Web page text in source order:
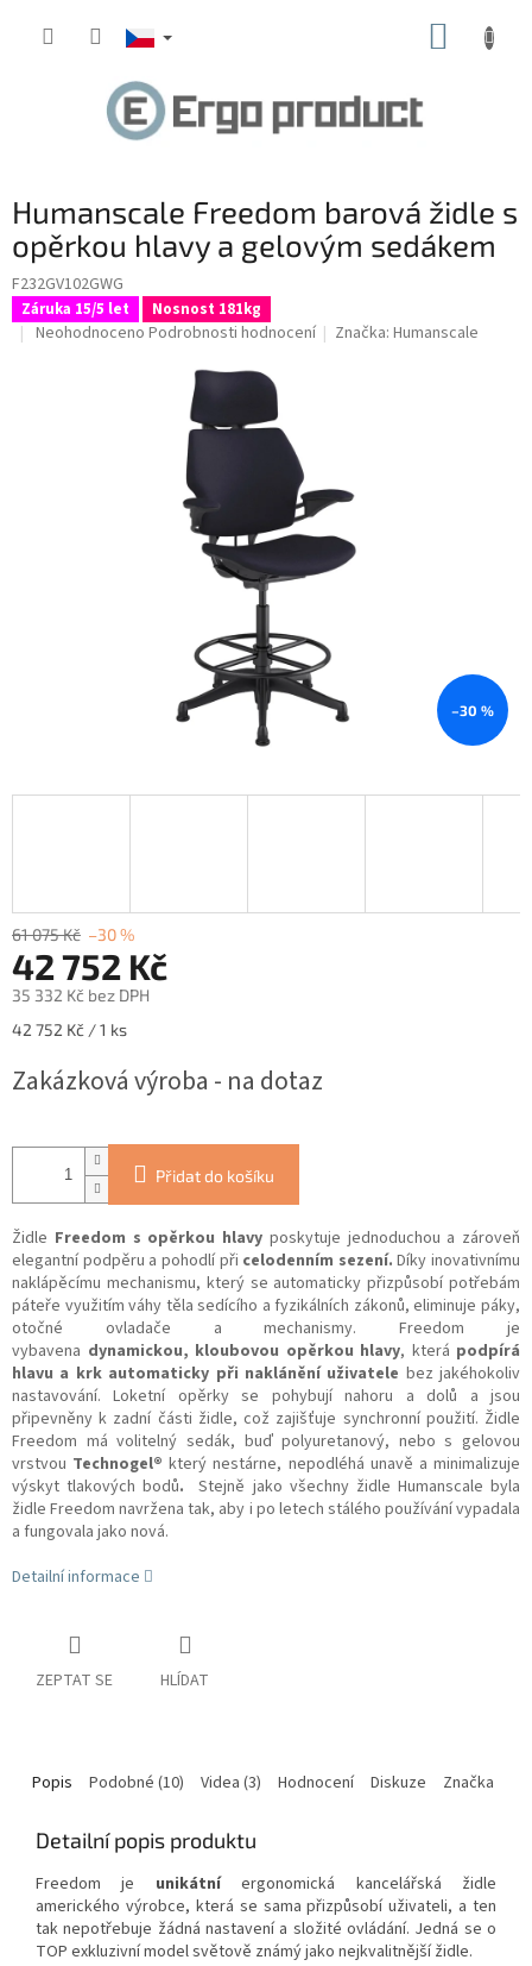
Humanscale Freedom barová židle s
opěrkou hlavy a gelovým sedákem
F232GV102GWG
Záruka 15/5 let Nosnost 181kg
Průměrné
Neohodnoceno Podrobnosti hodnocení Značka:Humanscale
–30 %
61 075 Kč –30 %
42 752 Kč
35 332 Kč bez DPH
Měrná
42 752 Kč / 1 ks
Zakázková výroba - na dotaz
Přidat do košíku
Židle Freedom s opěrkou hlavy poskytuje jednoduchou a zároveň
elegantní podpěru a pohodlí při celodenním sezení. Díky inovativnímu
naklápěcímu mechanismu, který se automaticky přizpůsobí potřebám
páteře využitím váhy těla sedícího a fyzikálních zákonů, eliminuje páky,
otočné ovladače a mechanismy. Freedom je
vybavena dynamickou, kloubovou opěrkou hlavy, která podpírá
hlavu a krk automaticky při naklánění uživatele bez jakéhokoliv
nastavování. Loketní opěrky se pohybují nahoru a dolů a jsou
připevněny k zadní části židle, což zajišťuje synchronní použití. Židle
Freedom má volitelný sedák, buď polyuretanový, nebo s gelovou
vrstvou Technogel® který nestárne, nepodléhá unavě a minimalizuje
výskyt tlakových bodů.
Stejně jako všechny židle Humanscale byla
židle Freedom navržena tak, aby i po letech stálého používání vypadala
a fungovala jako nová.
Detailní informace
ZEPTAT SE HLÍDAT
Popis Podobné (10) Videa (3) Hodnocení Diskuze Značka
Detailní popis produktu
Freedom je unikátníergonomická kancelářská židle
amerického výrobce, která se sama přizpůsobí uživateli, a ten
tak nepotřebuje žádná nastavení a složité ovládání. Jedná se o
TOP exkluzivní model světově známý jako nejkvalitnější židle.